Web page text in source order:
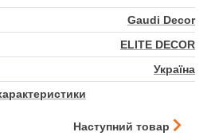
Gaudi Decor
ELITE DECOR
Україна
Наступний товар